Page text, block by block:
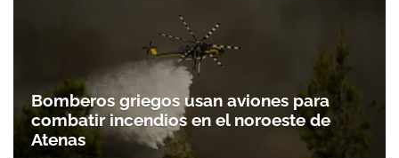
Bomberos griegos usan aviones para
combatir incendios en el noroeste de
Atenas